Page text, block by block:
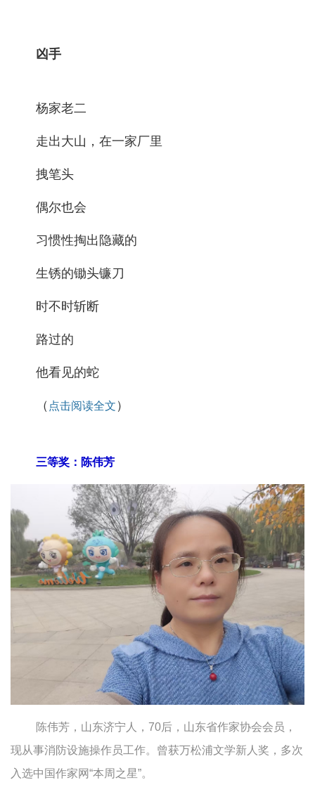
凶手
杨家老二
走出大山，在一家厂里
拽笔头
偶尔也会
习惯性掏出隐藏的
生锈的锄头镰刀
时不时斩断
路过的
他看见的蛇
（ 点击阅读全文 ）
三等奖：陈伟芳
陈伟芳，山东济宁人，70后，山东省作家协会会员，
现从事消防设施操作员工作。曾获万松浦文学新人奖，多次
入选中国作家网“本周之星”。